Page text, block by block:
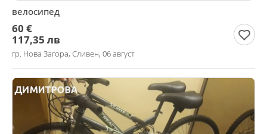
велосипед
60 €
117,35 лв
гр. Нова Загора, Сливен, 06 август